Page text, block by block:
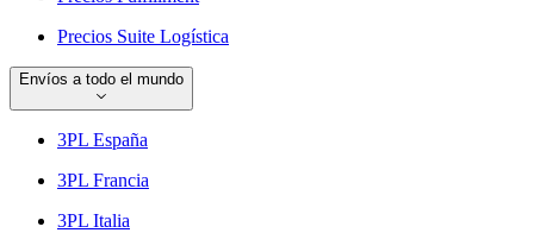
Precios Suite Logística
Envíos a todo el mundo
3PL España
3PL Francia
3PL Italia